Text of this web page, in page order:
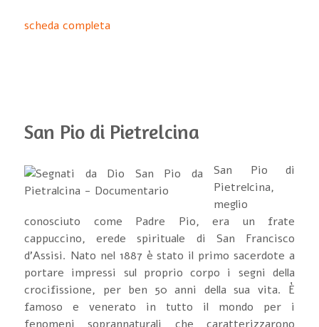
scheda completa
San Pio di Pietrelcina
San Pio di
Pietrelcina,
meglio
conosciuto come Padre Pio, era un frate
cappuccino, erede spirituale di San Francisco
d'Assisi. Nato nel 1887 è stato il primo sacerdote a
portare impressi sul proprio corpo i segni della
crocifissione, per ben 50 anni della sua vita. È
famoso e venerato in tutto il mondo per i